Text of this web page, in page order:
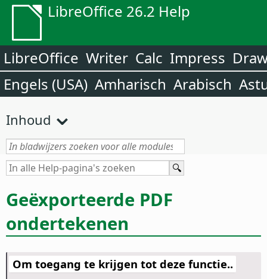
LibreOffice 26.2 Help
LibreOffice Writer Calc Impress
Engels (USA) Amharisch Arabisch
Inhoud
Geëxporteerde PDF
ondertekenen
Om toegang te krijgen tot deze functie..